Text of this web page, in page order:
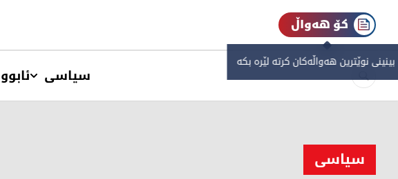
کۆ هەواڵ
نوێترین هەواڵەکان کرتە لێرە بکە
سیاسی
سیاسی